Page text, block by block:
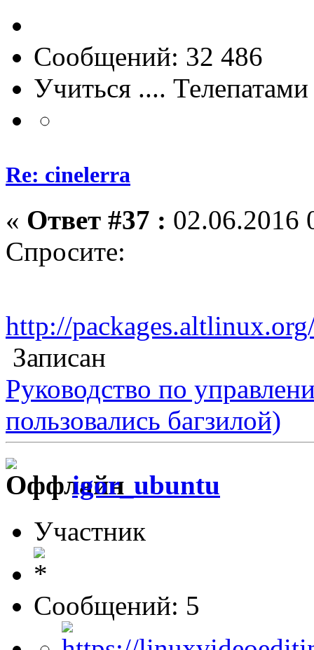
Сообщений: 32 486
Учиться ....
Re: cinelerra
« Ответ #37 : 02.06.2016
Спросите:
http://
Записан
Руководство по
пользовались багзилой)
igor_ubuntu
Участник
Сообщений: 5